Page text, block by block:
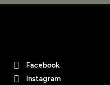
Facebook
Instagram